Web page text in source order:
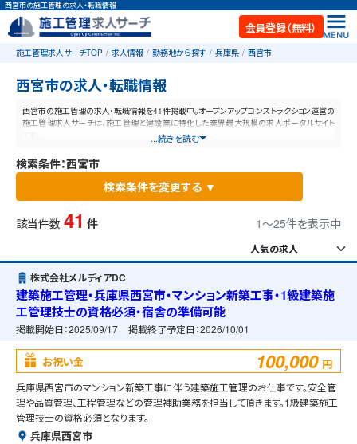
西宮市の施工管理の求人・転職情報
会員登録（無料）
施工管理求人サーチTOP 求人情報 勤務地から探す 兵庫県 西宮市
西宮市の求人・転職情報
西宮市の施工管理の求人・転職情報を41件掲載中。オープンアップコンストラクション運営の
施工管理求人サーチは、施工管理と建設業に特化した業界最大規模の求人ポータルサイト
...続きを読む
検索条件：西宮市
検索条件を変更する ▼
該当件数 41 件 1〜25件を表示中
株式会社メルディアDC
建築施工管理・兵庫県西宮市・マンション新築工事・1級建築施
工管理技士の資格必須・宿舎の準備可能
掲載開始日：2025/09/17 掲載終了予定日：2026/10/01
お祝い金 100,000 円
兵庫県西宮市のマンション新築工事に伴う建築施工管理のお仕事です。安全管
理や品質管理、工程管理などの管理補助業務を担当して頂きます。1級建築施工
管理技士の資格必須となります。
兵庫県西宮市